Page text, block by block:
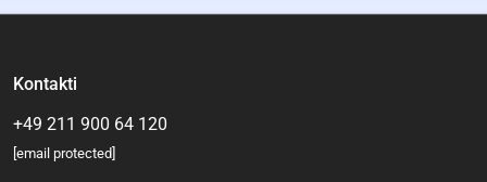
Kontakti
+49 211 900 64 120
[email protected]